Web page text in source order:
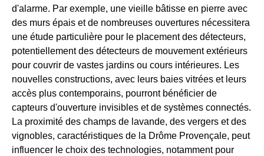
d'alarme. Par exemple, une vieille bâtisse en pierre avec
des murs épais et de nombreuses ouvertures nécessitera
une étude particulière pour le placement des détecteurs,
potentiellement des détecteurs de mouvement extérieurs
pour couvrir de vastes jardins ou cours intérieures. Les
nouvelles constructions, avec leurs baies vitrées et leurs
accès plus contemporains, pourront bénéficier de
capteurs d'ouverture invisibles et de systèmes connectés.
La proximité des champs de lavande, des vergers et des
vignobles, caractéristiques de la Drôme Provençale, peut
influencer le choix des technologies, notamment pour